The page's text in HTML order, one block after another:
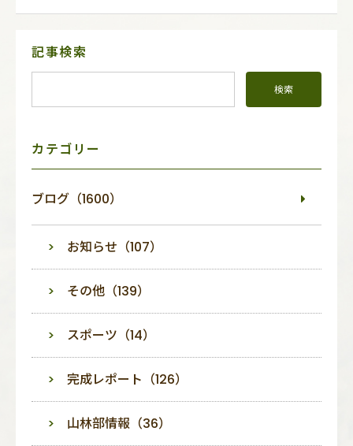
サ
ニ
記事検索
カテゴリー
ブログ（1600）
お知らせ（107）
その他（139）
スポーツ（14）
完成レポート（126）
山林部情報（36）